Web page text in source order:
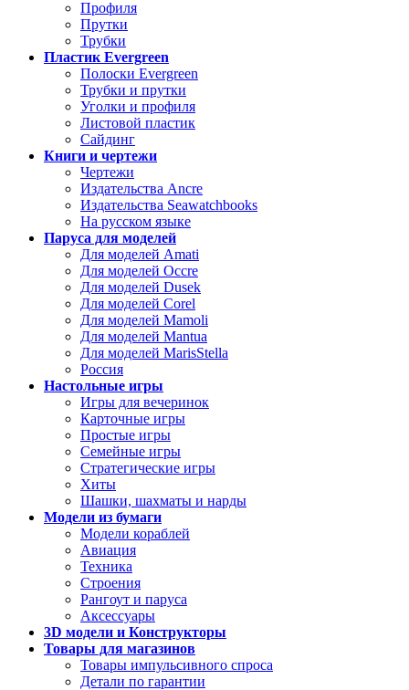
Профиля
Прутки
Трубки
Пластик Evergreen
Полоски Evergreen
Трубки и прутки
Уголки и профиля
Листовой пластик
Сайдинг
Книги и чертежи
Чертежи
Издательства Ancre
Издательства Seawatchbooks
На русском языке
Паруса для моделей
Для моделей Amati
Для моделей Occre
Для моделей Dusek
Для моделей Corel
Для моделей Mamoli
Для моделей Mantua
Для моделей MarisStella
Россия
Настольные игры
Игры для вечеринок
Карточные игры
Простые игры
Семейные игры
Стратегические игры
Хиты
Шашки, шахматы и нарды
Модели из бумаги
Модели кораблей
Авиация
Техника
Строения
Рангоут и паруса
Аксессуары
3D модели и Конструкторы
Товары для магазинов
Товары импульсивного спроса
Детали по гарантии